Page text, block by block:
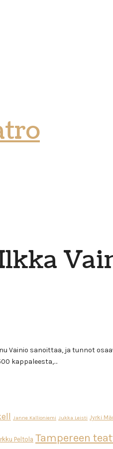
Vainio sanoittaa, ja tunnot
kappaleesta,…
Janne Kallioniemi Jukka Leisti Jyrki
Peltola Tampereen